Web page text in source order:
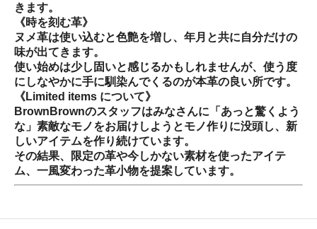
きます。
《時を刻む革》
ヌメ革は使い込むと色艶を増し、年月と共に自分だけの
味が出てきます。
使い始めは少し固いと感じるかもしれませんが、使う度
にしなやかに手に馴染んでくるのが本革の良い所です。
《Limited items について》
BrownBrownのスタッフはみなさんに「あっと驚くよう
な」素敵なモノをお届けしようとモノ作りに没頭し、新
しいアイテムを作り続けています。
その結果、限定の革や今しかない素材を使ったアイテ
ム、一風変わった革小物を提案しています。